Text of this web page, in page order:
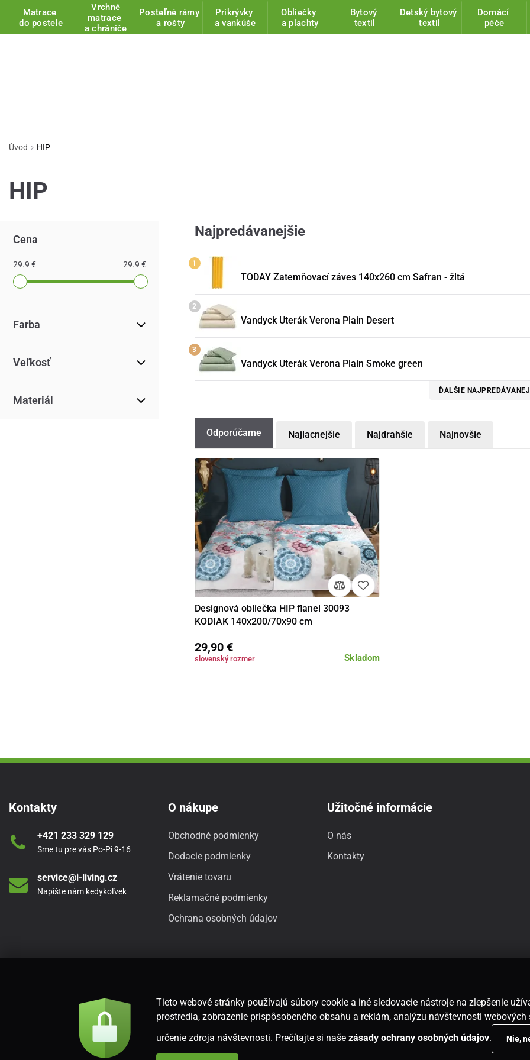
Matrace
do postele
Vrchné
matrace
a chrániče
Posteľné rámy
a rošty
Prikrývky
a vankúše
Obliečky
a plachty
Bytový
textil
Detský bytový
textil
Domácí
péče
Úvod HIP
HIP
Najpredávanejšie
TODAY Zatemňovací záves 140x260 cm Safran - žltá
Vandyck Uterák Verona Plain Desert
Vandyck Uterák Verona Plain Smoke green
ĎALŠIE
Cena
29.9 € 29.9 €
Farba
Veľkosť
Materiál
Odporúčame Najlacnejšie Najdrahšie Najnovšie
Detail Do košíka
Designová obliečka HIP flanel 30093
KODIAK 140x200/70x90 cm
Skladom
29,90 €
slovenský rozmer
Kontakty
+421 233 329 129
Sme tu pre vás Po-Pi 9-16
service@i-living.cz
Napíšte nám kedykoľvek
O nákupe
Obchodné podmienky
Dodacie podmienky
Vrátenie tovaru
Reklamačné podmienky
Ochrana osobných údajov
Užitočné informácie
O nás
Kontakty
Tieto webové stránky používajú súbory cookie a iné sledovacie nástroje na zlepšenie
prostredia, zobrazenie prispôsobeného obsahu a reklám, analýzu návštevnosti webových
určenie zdroja návštevnosti. Prečítajte si naše zásady ochrany osobných údajov. Nie,